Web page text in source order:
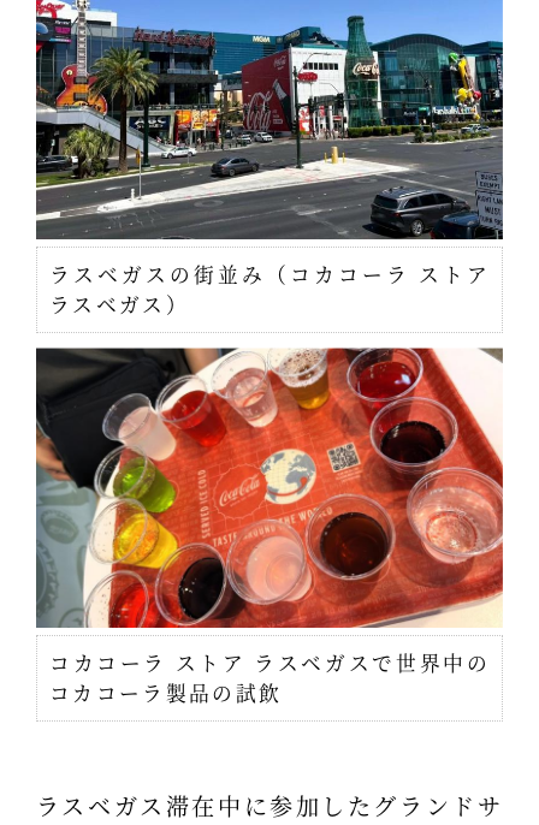
ラスベガスの街並み（コカコーラ ストア
ラスベガス）
コカコーラ ストア ラスベガスで世界中の
コカコーラ製品の試飲
ラスベガス滞在中に参加したグランドサ